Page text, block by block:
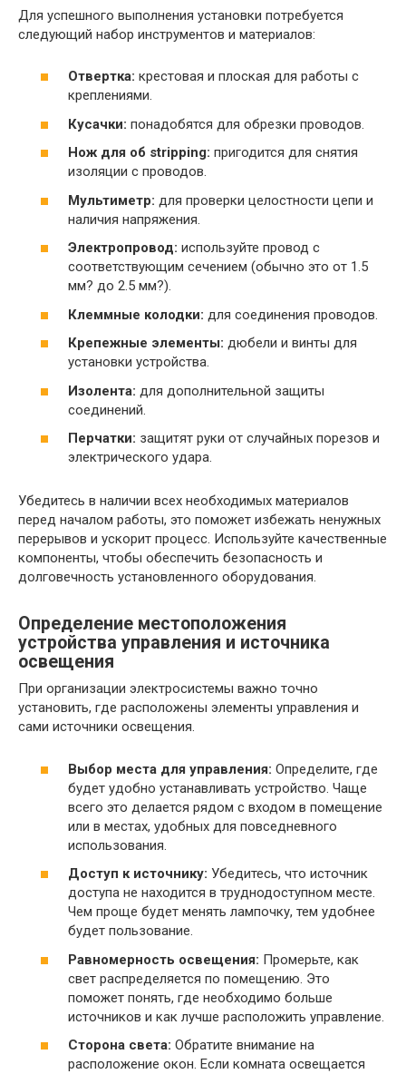
Для успешного выполнения установки потребуется
следующий набор инструментов и материалов:
Отвертка: крестовая и плоская для работы с
креплениями.
Кусачки: понадобятся для обрезки проводов.
Нож для об stripping: пригодится для снятия
изоляции с проводов.
Мультиметр: для проверки целостности цепи и
наличия напряжения.
Электропровод: используйте провод с
соответствующим сечением (обычно это от 1.5
мм? до 2.5 мм?).
Клеммные колодки: для соединения проводов.
Крепежные элементы: дюбели и винты для
установки устройства.
Изолента: для дополнительной защиты
соединений.
Перчатки: защитят руки от случайных порезов и
электрического удара.
Убедитесь в наличии всех необходимых материалов
перед началом работы, это поможет избежать ненужных
перерывов и ускорит процесс. Используйте качественные
компоненты, чтобы обеспечить безопасность и
долговечность установленного оборудования.
Определение местоположения
устройства управления и источника
освещения
При организации электросистемы важно точно
установить, где расположены элементы управления и
сами источники освещения.
Выбор места для управления: Определите, где
будет удобно устанавливать устройство. Чаще
всего это делается рядом с входом в помещение
или в местах, удобных для повседневного
использования.
Доступ к источнику: Убедитесь, что источник
доступа не находится в труднодоступном месте.
Чем проще будет менять лампочку, тем удобнее
будет пользование.
Равномерность освещения: Промерьте, как
свет распределяется по помещению. Это
поможет понять, где необходимо больше
источников и как лучше расположить управление.
Сторона света: Обратите внимание на
расположение окон. Если комната освещается